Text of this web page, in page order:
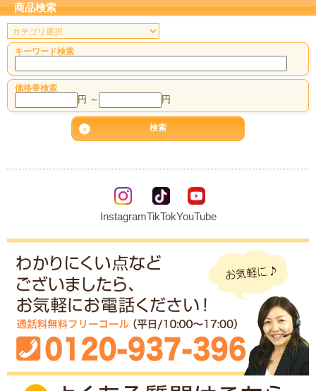
プレゼント
長寿のお祝い
各種記念品
商品検索
キーワード検索
価格帯検索
円 ～ 円
InstagramTikTokYouTube